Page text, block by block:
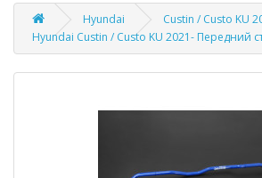
Hyundai
Custin / Custo KU
Hyundai Custin / Custo KU 2021- Передний